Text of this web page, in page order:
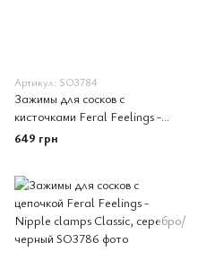
Артикул: SO3784
Зажимы для сосков с
кисточками Feral Feelings -
Nipple clamps Tassels,
серебро/черный
649 грн